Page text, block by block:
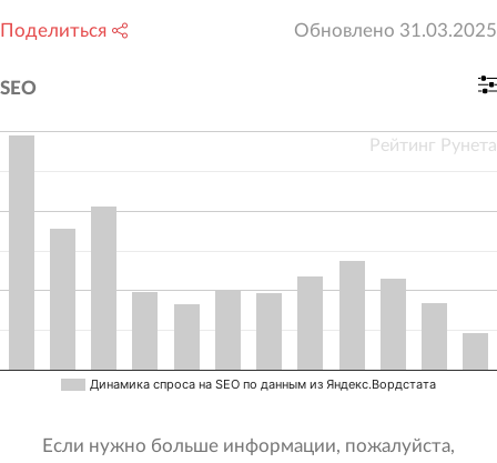
Поделиться Обновлено 31.03.2025
SEO
Динамика спроса на SEO по данным из Яндекс.Вордстата
Рейтинг Рунета
Если нужно больше информации, пожалуйста,